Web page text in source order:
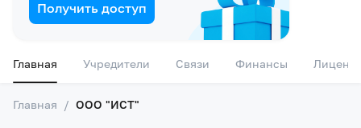
Получить доступ
Главная Учредители Связи Финансы
Главная / ООО "ИСТ"